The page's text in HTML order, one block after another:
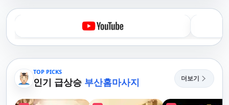
TOP PICKS
인기 급상승 부산홈마사지 더보기